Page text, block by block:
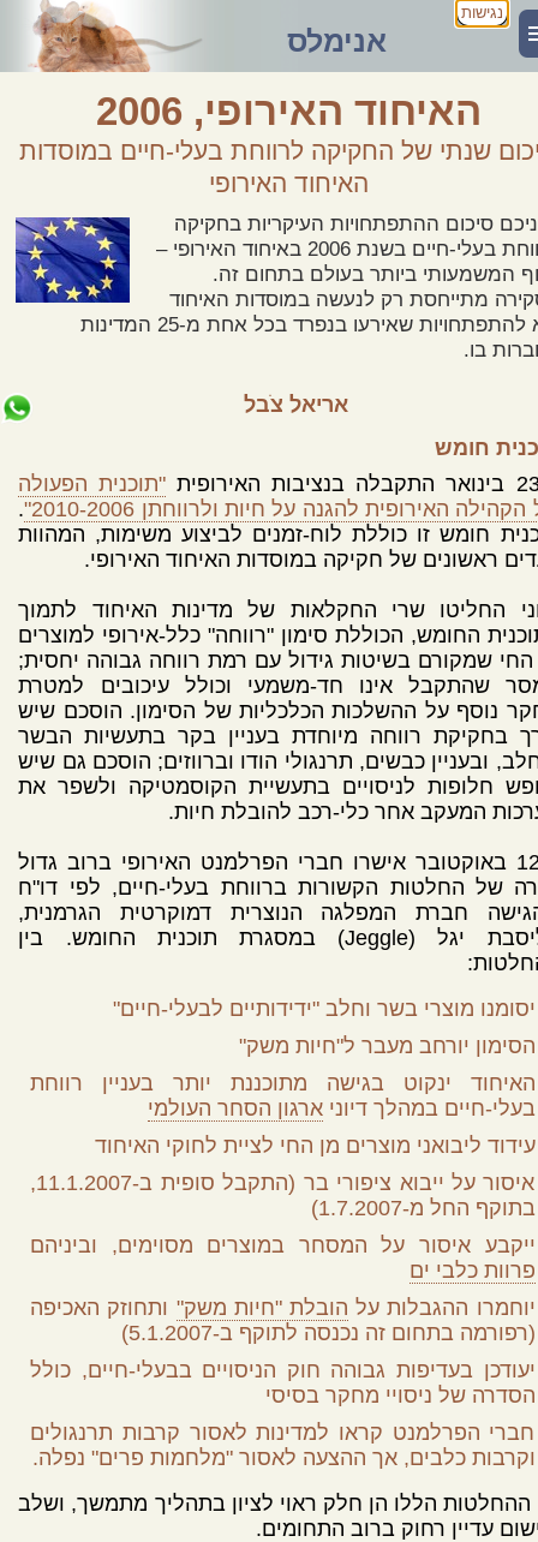
נגישות
אנימלס
האיחוד האירופי, 2006
שנתי של החקיקה לרווחת בעלי-חיים במוסדות
האיחוד האירופי
סיכום ההתפתחויות העיקריות בחקיקה
לרווחת בעלי-חיים בשנת 2006 באיחוד האירופי –
המשמעותי ביותר בעולם בתחום זה.
מתייחסת רק לנעשה במוסדות האיחוד
ולא להתפתחויות שאירעו בנפרד בכל אחת מ-25 המדינות
בו.
אריאל צֹבל
חומש
"תוכנית הפעולה
האירופית להגנה על חיות ולרווחתן 2010-2006"
.
חומש זו כוללת לוח-זמנים לביצוע משימות, המהוות
ראשונים של חקיקה במוסדות האיחוד האירופי.
החליטו שרי החקלאות של מדינות האיחוד לתמוך
החומש, הכוללת סימון "רווחה" כלל-אירופי למוצרים
החי שמקורם בשיטות גידול עם רמת רווחה גבוהה יחסית;
שהתקבל אינו חד-משמעי וכולל עיכובים למטרת
נוסף על ההשלכות הכלכליות של הסימון. הוסכם שיש
בחקיקת רווחה מיוחדת בעניין בקר בתעשיות הבשר
ובעניין כבשים, תרנגולי הודו וברווזים; הוסכם גם שיש
חלופות לניסויים בתעשיית הקוסמטיקה ולשפר את
המעקב אחר כלי-רכב להובלת חיות.
ב-12 באוקטובר אישרו חברי הפרלמנט האירופי ברוב גדול
של החלטות הקשורות ברווחת בעלי-חיים, לפי דו"ח
חברת המפלגה הנוצרית דמוקרטית הגרמנית,
אליסבת יגל (Jeggle) במסגרת תוכנית החומש. בין
יסומנו מוצרי בשר וחלב "ידידותיים לבעלי-חיים"
הסימון יורחב מעבר ל"חיות משק"
האיחוד ינקוט בגישה מתוכננת יותר בעניין רווחת
בעלי-חיים במהלך דיוניארגון הסחר העולמי
עידוד ליבואני מוצרים מן החי לציית לחוקי האיחוד
איסור על ייבוא ציפורי בר (התקבל סופית ב-11.1.2007,
בתוקף החל מ-1.7.2007)
ייקבע איסור על המסחר במוצרים מסוימים, וביניהם
פרוות כלבי ים
יוחמרו ההגבלות על הובלת "חיות משק" ותחוזק האכיפה
(רפורמה בתחום זה נכנסה לתוקף ב-5.1.2007)
יעודכן בעדיפות גבוהה חוק הניסויים בבעלי-חיים, כולל
הסדרה של ניסויי מחקר בסיסי
חברי הפרלמנט קראו למדינות לאסור קרבות תרנגולים
וקרבות כלבים, אך ההצעה לאסור "מלחמות פרים" נפלה.
ההחלטות הללו הן חלק ראוי לציון בתהליך מתמשך, ושלב
עדיין רחוק ברוב התחומים.